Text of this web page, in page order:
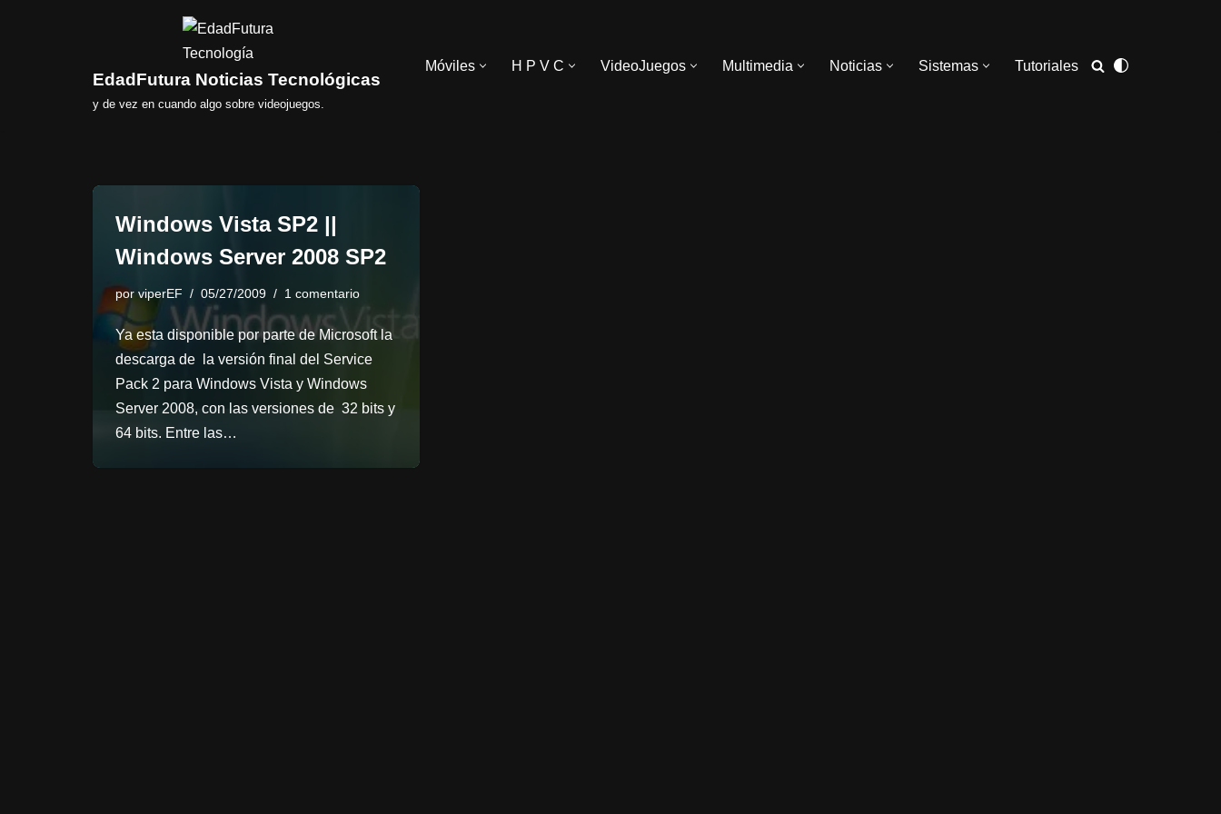
EdadFutura Noticias Tecnológicas
y de vez en cuando algo sobre videojuegos.
Móviles H P V C VideoJuegos Multimedia Noticias Sistemas Tutoriales
Windows Vista SP2 ||
Windows Server 2008 SP2
porviperEF 05/27/2009 1 comentario
Ya esta disponible por parte de Microsoft la
descarga de la versión final del Service
Pack 2 para Windows Vista y Windows
Server 2008, con las versiones de 32 bits y
64 bits. Entre las…